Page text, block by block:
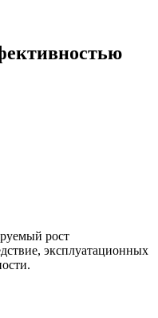
рост
эксплуатационных